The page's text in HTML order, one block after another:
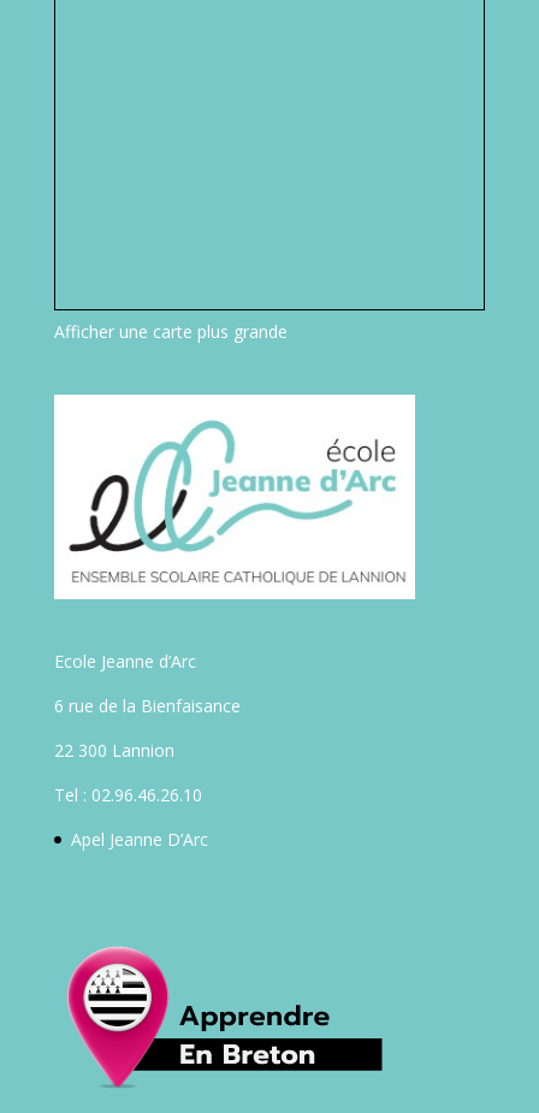
Afficher une carte plus grande
Ecole Jeanne d’Arc
6 rue de la Bienfaisance
22 300 Lannion
Tel : 02.96.46.26.10
Apel Jeanne D’Arc